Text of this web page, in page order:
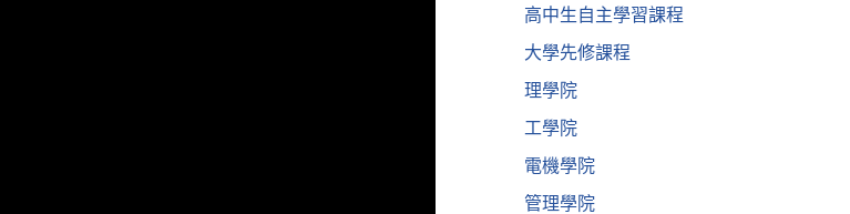
高中生自主學習課程
大學先修課程
理學院
工學院
電機學院
管理學院